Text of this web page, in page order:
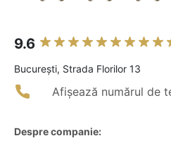
9.6
Bucureşti, Strada Florilor 13
Afișează numărul de
Despre companie: